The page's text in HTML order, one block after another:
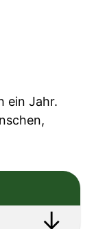
ein Jahr.